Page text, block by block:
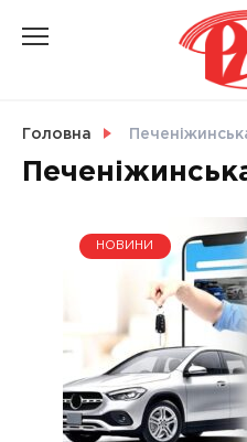
СВІТ
УКРАЇНА
Головна
НОВИНИ